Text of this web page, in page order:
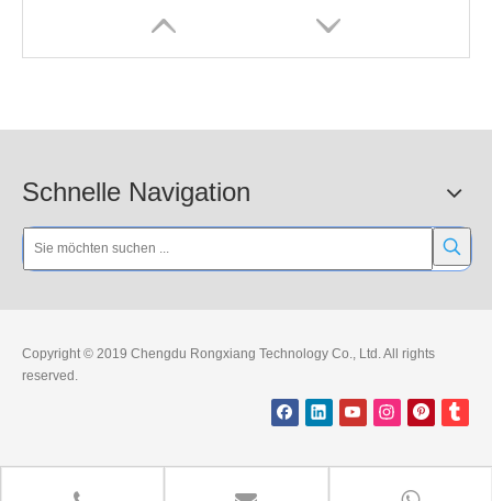
Schnelle Navigation
Copyright © 2019 Chengdu Rongxiang Technology Co., Ltd. All rights
reserved.